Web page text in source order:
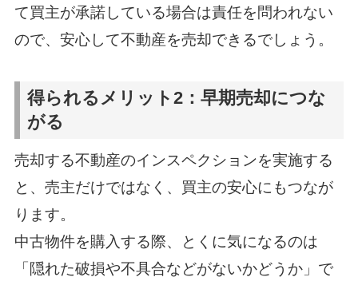
て買主が承諾している場合は責任を問われない
ので、安心して不動産を売却できるでしょう。
得られるメリット2：早期売却につな
がる
売却する不動産のインスペクションを実施する
と、売主だけではなく、買主の安心にもつなが
ります。
中古物件を購入する際、とくに気になるのは
「隠れた破損や不具合などがないかどうか」で